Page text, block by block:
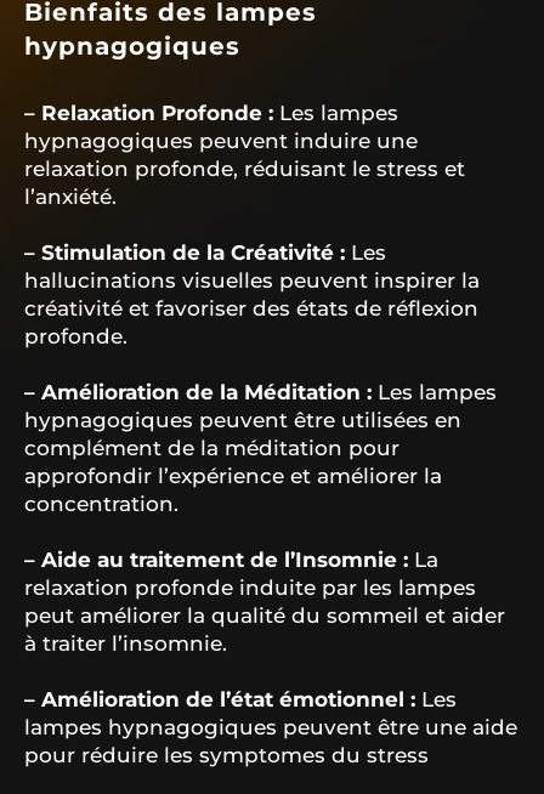
Bienfaits des lampes
hypnagogiques
– Relaxation Profonde : Les lampes
hypnagogiques peuvent induire une
relaxation profonde, réduisant le stress et
l’anxiété.
– Stimulation de la Créativité : Les
hallucinations visuelles peuvent inspirer la
créativité et favoriser des états de réflexion
profonde.
– Amélioration de la Méditation : Les lampes
hypnagogiques peuvent être utilisées en
complément de la méditation pour
approfondir l’expérience et améliorer la
concentration.
– Aide au traitement de l’Insomnie : La
relaxation profonde induite par les lampes
peut améliorer la qualité du sommeil et aider
à traiter l’insomnie.
– Amélioration de l’état émotionnel : Les
lampes hypnagogiques peuvent être une aide
pour réduire les symptomes du stress